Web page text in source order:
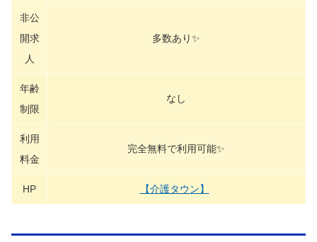
非公
開求
人
多数あり✨
年齢
制限
なし
利用
料金
完全無料で利用可能✨
HP 【介護タウン】